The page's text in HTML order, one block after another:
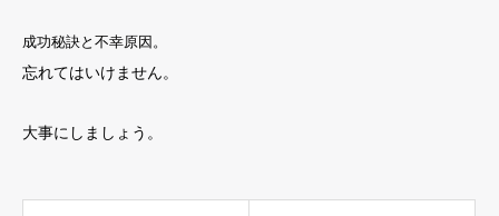
成功秘訣と不幸原因。
忘れてはいけません。
大事にしましょう。